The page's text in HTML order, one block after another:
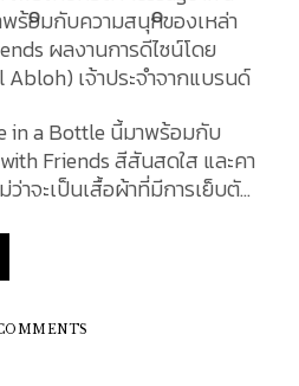
ร้อมกับความสนุกของเหล่า
ผลงานการดีไซน์โดย
Abloh) เจ้าประจำจากแบรนด์
0
0
in a Bottle นี้มาพร้อมกับ
Friends สีสันสดใส และคา
าจะเป็นเสื้อผ้าที่มีการเย็บตัว
เด็ก ๆ ในโอกาสพิเศษต่าง ๆ
Backpack ตกแต่งด้วยตัว
ก็มาในลายการ์ตูนสีสัน